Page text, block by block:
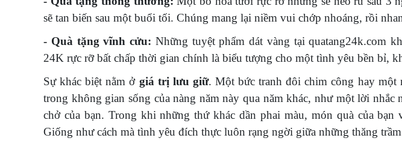
sẽ tan biến sau một buổi tối. Chúng mang lại niềm vui chớp nhoáng, rồi
- Quà tặng vĩnh cửu: Những tuyệt phẩm dát vàng tại quatang24k.com
24K rực rỡ bất chấp thời gian chính là biểu tượng cho một tình yêu bền bỉ,
Sự khác biệt nằm ở giá trị lưu giữ. Một bức tranh đôi chim công hay một
trong không gian sống của nàng năm này qua năm khác, như một lời nhắc
chở của bạn. Trong khi những thứ khác dần phai màu, món quà của bạn
Giống như cách mà tình yêu đích thực luôn rạng ngời giữa những thăng